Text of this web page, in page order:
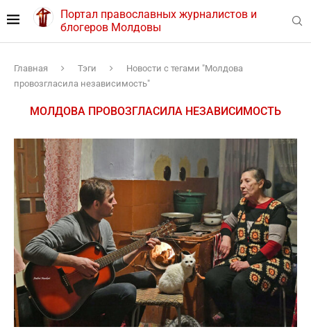
Портал православных журналистов и
блогеров Молдовы
Главная Тэги
Новости с тегами "Молдова
провозгласила независимость"
МОЛДОВА ПРОВОЗГЛАСИЛА НЕЗАВИСИМОСТЬ